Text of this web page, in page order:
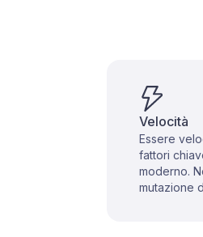
Velocità
Essere
fattori
moderno.
mutazione